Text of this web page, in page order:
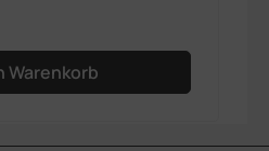
Gib den
Warenkorb